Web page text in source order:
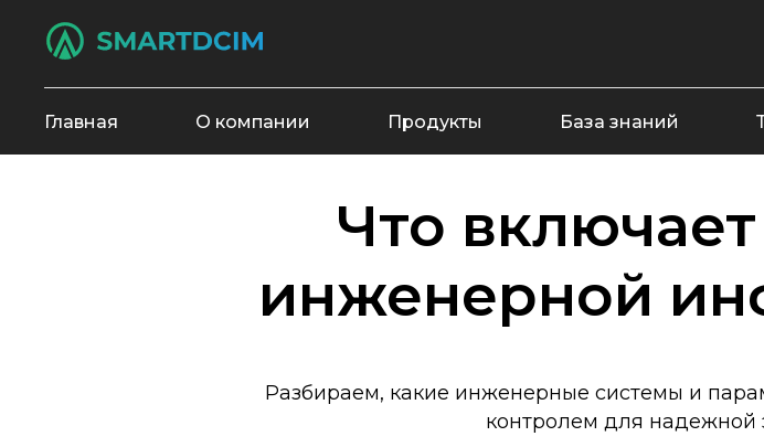
Главная О компании Продукты База знаний
Что
инженерной
Разбираем, какие инженерные системы и
контролем для надежной